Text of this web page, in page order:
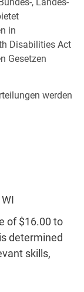
in
Disabilities Act
Gesetzen
werden
of $16.00 to
determined
skills,